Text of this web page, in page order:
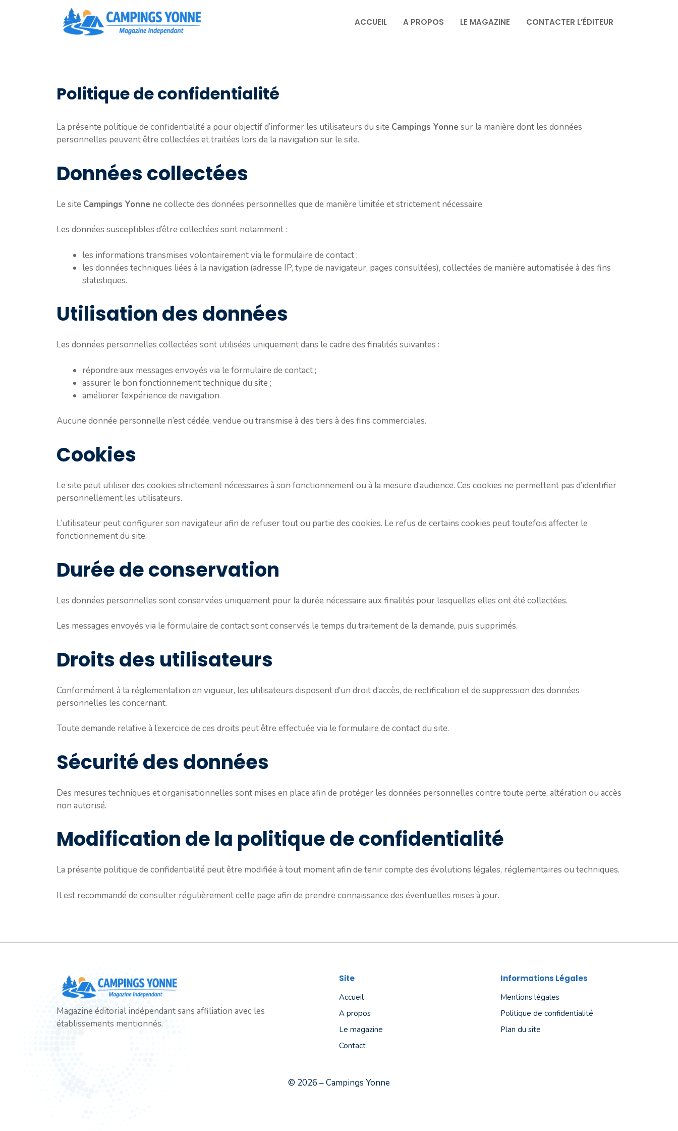
ACCUEIL A PROPOS LE MAGAZINE CONTACTER L’ÉDITEUR
Politique de confidentialité
La présente politique de confidentialité a pour objectif d’informer les utilisateurs du site Campings Yonne sur la manière dont les données
personnelles peuvent être collectées et traitées lors de la navigation sur le site.
Données collectées
Le site Campings Yonne ne collecte des données personnelles que de manière limitée et strictement nécessaire.
Les données susceptibles d’être collectées sont notamment :
les informations transmises volontairement via le formulaire de contact ;
les données techniques liées à la navigation (adresse IP, type de navigateur, pages consultées), collectées de manière automatisée à des fins
statistiques.
Utilisation des données
Les données personnelles collectées sont utilisées uniquement dans le cadre des finalités suivantes :
répondre aux messages envoyés via le formulaire de contact ;
assurer le bon fonctionnement technique du site ;
améliorer l’expérience de navigation.
Aucune donnée personnelle n’est cédée, vendue ou transmise à des tiers à des fins commerciales.
Cookies
Le site peut utiliser des cookies strictement nécessaires à son fonctionnement ou à la mesure d’audience. Ces cookies ne permettent pas d’identifier
personnellement les utilisateurs.
L’utilisateur peut configurer son navigateur afin de refuser tout ou partie des cookies. Le refus de certains cookies peut toutefois affecter le
fonctionnement du site.
Durée de conservation
Les données personnelles sont conservées uniquement pour la durée nécessaire aux finalités pour lesquelles elles ont été collectées.
Les messages envoyés via le formulaire de contact sont conservés le temps du traitement de la demande, puis supprimés.
Droits des utilisateurs
Conformément à la réglementation en vigueur, les utilisateurs disposent d’un droit d’accès, de rectification et de suppression des données
personnelles les concernant.
Toute demande relative à l’exercice de ces droits peut être effectuée via le formulaire de contact du site.
Sécurité des données
Des mesures techniques et organisationnelles sont mises en place afin de protéger les données personnelles contre toute perte, altération ou accès
non autorisé.
Modification de la politique de confidentialité
La présente politique de confidentialité peut être modifiée à tout moment afin de tenir compte des évolutions légales, réglementaires ou techniques.
Il est recommandé de consulter régulièrement cette page afin de prendre connaissance des éventuelles mises à jour.
Magazine éditorial indépendant sans affiliation avec les
établissements mentionnés.
Site
Accueil
A propos
Le magazine
Contact
Informations Légales
Mentions légales
Politique de confidentialité
Plan du site
© 2026 – Campings Yonne